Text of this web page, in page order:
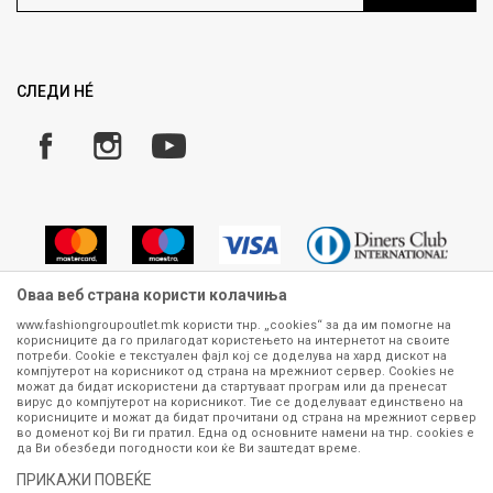
Замена и рефундација на производи
Плаќање
СЛЕДИ НÉ
Сите информации околу производите кои се изложени на нашата
онлајн продавница се стремиме да бидат конкретни, точни и прецизни,
меѓутоа не можеме да гарантираме дека се без ниту една грешка или
пак дека сите производи во моментот се достапни на залиха.
Фотографиите се најверодостојниот приказ на производот. Доколку
дојде до потреба за замена на производ или рефундација, процедурата
контактирајте не на телефонскиот број 070 275 363 или на е-
Оваа веб страна користи колачиња
www.fashiongroupoutlet.mk користи тнр. „cookies“ за да им помогне на
корисниците да го прилагодат користењето на интернетот на своите
потреби. Cookie е текстуален фајл кој се доделува на хард дискот на
компјутерот на корисникот од страна на мрежниот сервер. Cookies не
можат да бидат искористени да стартуваат програм или да пренесат
вирус до компјутерот на корисникот. Тие се доделуваат единствено на
корисниците и можат да бидат прочитани од страна на мрежниот сервер
во доменот кој Ви ги пратил. Една од основните намени на тнр. сookies е
да Ви обезбеди погодности кои ќе Ви заштедат време.
ПРИКАЖИ ПОВЕЌЕ